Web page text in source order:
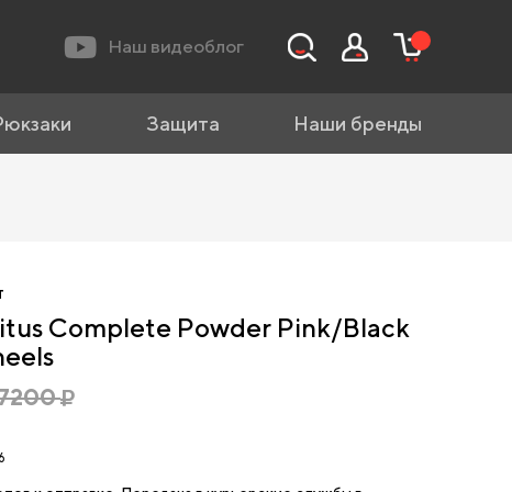
Наш видеоблог
Защита Наши бренды
Complete Powder Pink/Black